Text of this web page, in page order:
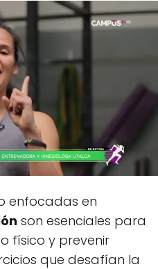
enfocadas en
son esenciales para
físico y prevenir
que desafían la